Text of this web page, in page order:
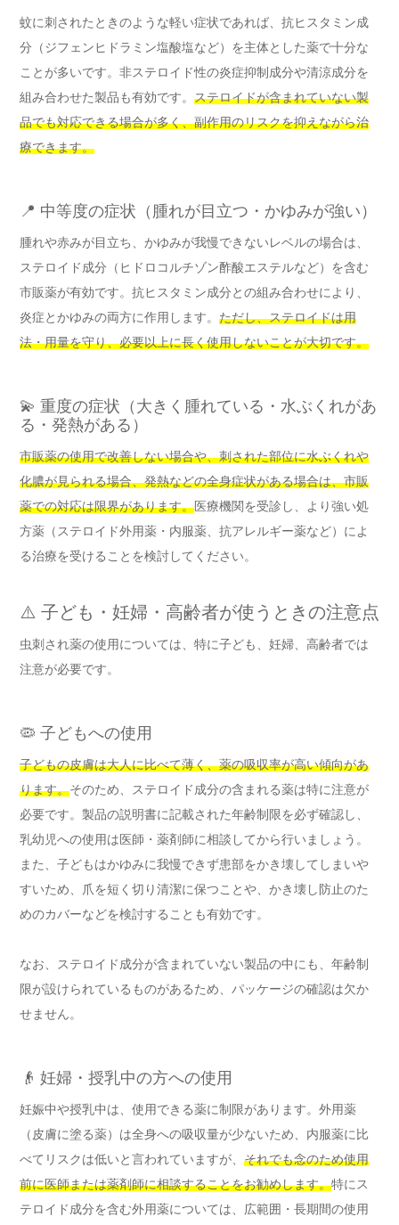
蚊に刺されたときのような軽い症状であれば、抗ヒスタミン成
分（ジフェンヒドラミン塩酸塩など）を主体とした薬で十分な
ことが多いです。非ステロイド性の炎症抑制成分や清涼成分を
組み合わせた製品も有効です。 ステロイドが含まれていない製
品でも対応できる場合が多く、副作用のリスクを抑えながら治
療できます。
📍 中等度の症状（腫れが目立つ・かゆみが強い）
腫れや赤みが目立ち、かゆみが我慢できないレベルの場合は、
ステロイド成分（ヒドロコルチゾン酢酸エステルなど）を含む
市販薬が有効です。抗ヒスタミン成分との組み合わせにより、
炎症とかゆみの両方に作用します。 ただし、ステロイドは用
法・用量を守り、必要以上に長く使用しないことが大切です。
💫 重度の症状（大きく腫れている・水ぶくれがあ
る・発熱がある）
市販薬の使用で改善しない場合や、刺された部位に水ぶくれや
化膿が見られる場合、発熱などの全身症状がある場合は、市販
薬での対応は限界があります。医療機関を受診し、より強い処
方薬（ステロイド外用薬・内服薬、抗アレルギー薬など）によ
る治療を受けることを検討してください。
⚠️ 子ども・妊婦・高齢者が使うときの注意点
虫刺され薬の使用については、特に子ども、妊婦、高齢者では
注意が必要です。
🦠 子どもへの使用
子どもの皮膚は大人に比べて薄く、薬の吸収率が高い傾向があ
ります。そのため、ステロイド成分の含まれる薬は特に注意が
必要です。製品の説明書に記載された年齢制限を必ず確認し、
乳幼児への使用は医師・薬剤師に相談してから行いましょう。
また、子どもはかゆみに我慢できず患部をかき壊してしまいや
すいため、爪を短く切り清潔に保つことや、かき壊し防止のた
めのカバーなどを検討することも有効です。
なお、ステロイド成分が含まれていない製品の中にも、年齢制
限が設けられているものがあるため、パッケージの確認は欠か
せません。
👴 妊婦・授乳中の方への使用
妊娠中や授乳中は、使用できる薬に制限があります。外用薬
（皮膚に塗る薬）は全身への吸収量が少ないため、内服薬に比
べてリスクは低いと言われていますが、 それでも念のため使用
前に医師または薬剤師に相談することをお勧めします。特にス
テロイド成分を含む外用薬については、広範囲・長期間の使用